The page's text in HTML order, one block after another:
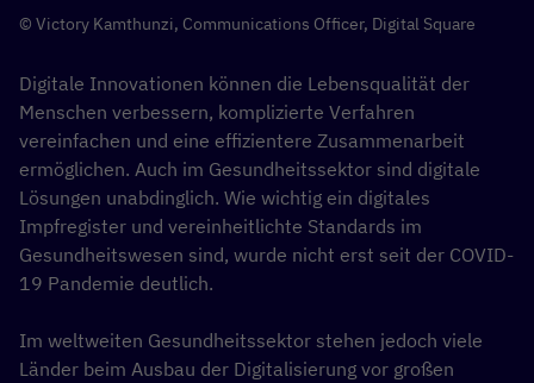
© Victory Kamthunzi, Communications Officer, Digital Square
Digitale Innovationen können die Lebensqualität der
Menschen verbessern, komplizierte Verfahren
vereinfachen und eine effizientere Zusammenarbeit
ermöglichen. Auch im Gesundheitssektor sind digitale
Lösungen unabdinglich. Wie wichtig ein digitales
Impfregister und vereinheitlichte Standards im
Gesundheitswesen sind, wurde nicht erst seit der COVID-
19 Pandemie deutlich.
Im weltweiten Gesundheitssektor stehen jedoch viele
Länder beim Ausbau der Digitalisierung vor großen